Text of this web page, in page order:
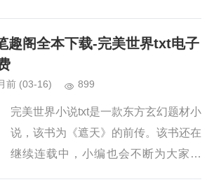
界》，请持续关注本站，新章节出来，
趣阁全本下载-完美世界txt电子
前 (03-16) 899
完美世界小说txt是一款东方玄幻题材小
说，该书为《遮天》的前传。该书还在
继续连载中，小编也会不断为大家更